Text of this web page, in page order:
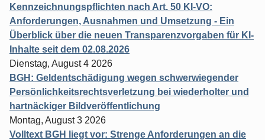
Kennzeichnungspflichten nach Art. 50 KI-VO:
Anforderungen, Ausnahmen und Umsetzung - Ein
Überblick über die neuen Transparenzvorgaben für KI-
Inhalte seit dem 02.08.2026
Dienstag, August 4 2026
BGH: Geldentschädigung wegen schwerwiegender
Persönlichkeitsrechtsverletzung bei wiederholter und
hartnäckiger Bildveröffentlichung
Montag, August 3 2026
Volltext BGH liegt vor: Strenge Anforderungen an die